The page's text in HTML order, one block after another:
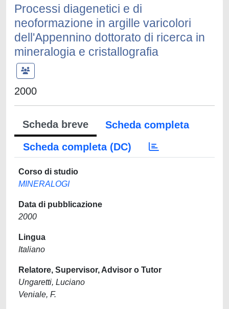
Processi diagenetici e di
neoformazione in argille varicolori
dell'Appennino dottorato di ricerca in
mineralogia e cristallografia
2000
Scheda breve
Scheda completa
Scheda completa (DC)
Corso di studio
MINERALOGI
Data di pubblicazione
2000
Lingua
Italiano
Relatore, Supervisor, Advisor o Tutor
Ungaretti, Luciano
Veniale, F.